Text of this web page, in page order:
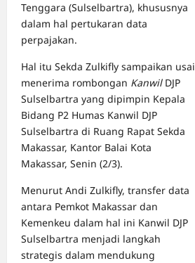
Tenggara (Sulselbartra), khususnya
dalam hal pertukaran data
perpajakan.
Hal itu Sekda Zulkifly sampaikan usai
menerima rombongan KanwilDJP
Sulselbartra yang dipimpin Kepala
Bidang P2 Humas Kanwil DJP
Sulselbartra di Ruang Rapat Sekda
Makassar, Kantor Balai Kota
Makassar, Senin (2/3).
Menurut Andi Zulkifly, transfer data
antara Pemkot Makassar dan
Kemenkeu dalam hal ini Kanwil DJP
Sulselbartra menjadi langkah
strategis dalam mendukung